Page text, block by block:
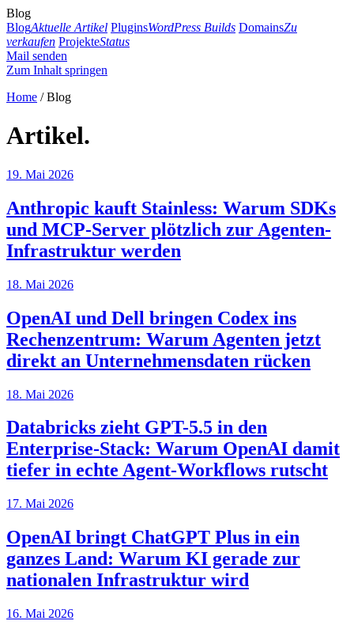
Blog
BlogAktuelle Artikel PluginsWordPress Builds DomainsZu
verkaufen ProjekteStatus
Mail senden
Zum Inhalt springen
Home / Blog
Artikel.
19. Mai 2026
Anthropic kauft Stainless: Warum SDKs
und MCP-Server plötzlich zur Agenten-
Infrastruktur werden
18. Mai 2026
OpenAI und Dell bringen Codex ins
Rechenzentrum: Warum Agenten jetzt
direkt an Unternehmensdaten rücken
18. Mai 2026
Databricks zieht GPT-5.5 in den
Enterprise-Stack: Warum OpenAI damit
tiefer in echte Agent-Workflows rutscht
17. Mai 2026
OpenAI bringt ChatGPT Plus in ein
ganzes Land: Warum KI gerade zur
nationalen Infrastruktur wird
16. Mai 2026